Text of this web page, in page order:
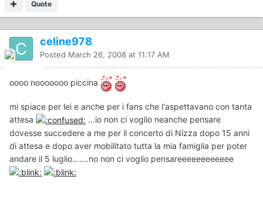
Quote
celine978
Posted March 26, 2008 at 11:17 AM
oooo nooooooo piccina
mi spiace per lei e anche per i fans che l'aspettavano con tanta
attesa
...io non ci voglio neanche pensare
dovesse succedere a me per il concerto di Nizza dopo 15 anni
di attesa e dopo aver mobilitato tutta la mia famiglia per poter
andare il 5 luglio.......no non ci voglio pensareeeeeeeeeeee